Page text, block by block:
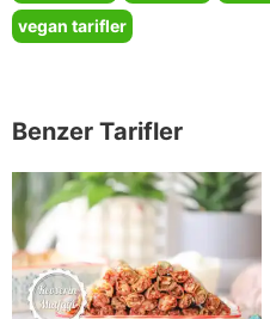
vegan tarifler
Benzer Tarifler